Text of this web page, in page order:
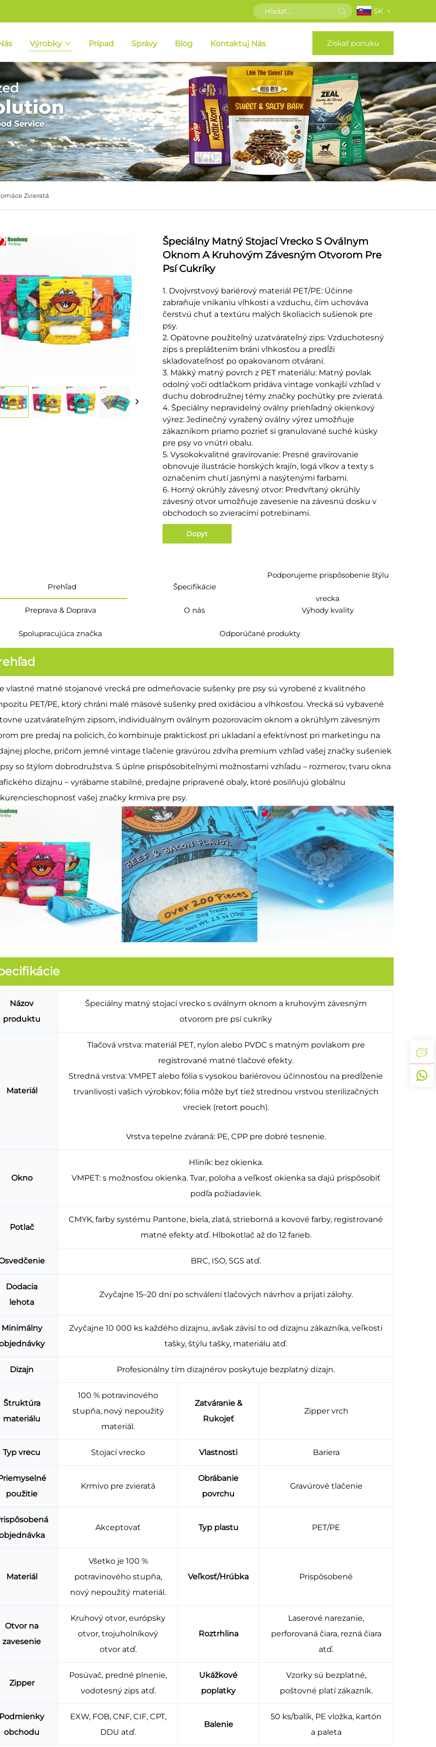
SK
Výrobky Prípad Správy Blog Kontaktuj Nás Získať ponuku
Zvieratá
Špeciálny Matný Stojací Vrecko S Oválnym
Oknom A Kruhovým Závesným Otvorom Pre
Psí Cukríky
1. Dvojvrstvový bariérový materiál PET/PE: Účinne
zabraňuje vnikaniu vlhkosti a vzduchu, čím uchováva
čerstvú chuť a textúru malých školiacich sušienok pre
psy.
2. Opätovne použiteľný uzatvárateľný zips: Vzduchotesný
zips s prepláštením bráni vlhkosťou a predĺži
skladovateľnosť po opakovanom otváraní.
3. Mäkký matný povrch z PET materiálu: Matný povlak
odolný voči odtlačkom pridáva vintage vonkajší vzhľad v
duchu dobrodružnej témy značky pochútky pre zvieratá.
4. Špeciálny nepravidelný oválny priehľadný okienkový
výrez: Jedinečný vyražený oválny výrez umožňuje
zákazníkom priamo pozrieť si granulované suché kúsky
pre psy vo vnútri obalu.
5. Vysokokvalitné gravírovanie: Presné gravírovanie
obnovuje ilustrácie horských krajín, logá vlkov a texty s
označením chutí jasnými a nasýtenými farbami.
6. Horný okrúhly závesný otvor: Predvŕtaný okrúhly
závesný otvor umožňuje zavesenie na závesnú dosku v
obchodoch so zvieracími potrebinami.
Dopyt
Prehľad Špecifikácie
Podporujeme prispôsobenie štýlu
vrecka
Preprava & Doprava
O nás Výhody kvality
Spolupracujúca značka Odporúčané produkty
vlastné matné stojanové vrecká pre odmeňovacie sušenky pre psy sú vyrobené z kvalitného
PET/PE, ktorý chráni malé mäsové sušenky pred oxidáciou a vlhkosťou. Vrecká sú vybavené
uzatvárateľným zipsom, individuálnym oválnym pozorovacím oknom a okrúhlym závesným
pre predaj na policích, čo kombinuje praktickosť pri ukladaní a efektívnosť pri marketingu na
ploche, pričom jemné vintage tlačenie gravúrou zdvíha premium vzhľad vašej značky sušeniek
so štýlom dobrodružstva. S úplne prispôsobiteľnými možnosťami vzhľadu – rozmerov, tvaru okna
dizajnu – vyrábame stabilné, predajne pripravené obaly, ktoré posilňujú globálnu
vašej značky krmiva pre psy.
Názov
produktu
Špeciálny matný stojací vrecko s oválnym oknom a kruhovým závesným
otvorom pre psí cukríky
Materiál
Tlačová vrstva: materiál PET, nylon alebo PVDC s matným povlakom pre
registrované matné tlačové efekty.
Stredná vrstva: VMPET alebo fólia s vysokou bariérovou účinnosťou na predĺženie
trvanlivosti vašich výrobkov; fólia môže byť tiež strednou vrstvou sterilizačných
vreciek (retort pouch).
Vrstva tepelne zváraná: PE, CPP pre dobré tesnenie.
Okno
Hliník: bez okienka.
VMPET: s možnosťou okienka. Tvar, poloha a veľkosť okienka sa dajú prispôsobiť
podľa požiadaviek.
Potlač
CMYK, farby systému Pantone, biela, zlatá, strieborná a kovové farby, registrované
matné efekty atď. Hlbokotlač až do 12 farieb.
BRC, ISO, SGS atď.
Dodacia
lehota
Zvyčajne 15–20 dní po schválení tlačových návrhov a prijatí zálohy.
Minimálny
Zvyčajne 10 000 ks každého dizajnu, avšak závisí to od dizajnu zákazníka, veľkosti
tašky, štýlu tašky, materiálu atď.
Dizajn Profesionálny tím dizajnérov poskytuje bezplatný dizajn.
Štruktúra
materiálu
100 % potravinového
stupňa, nový nepoužitý
materiál.
Zatváranie &
Rukojeť
Zipper vrch
Typ vrecu Stojací vrecko Vlastnosti Bariera
použitie
Krmivo pre zvieratá
Obrábanie
povrchu
Gravúrové tlačenie
Akceptovať Typ plastu PET/PE
Materiál
Všetko je 100 %
potravinového stupňa,
nový nepoužitý materiál.
Veľkosť/Hrúbka Prispôsobené
Otvor na
zavesenie
Kruhový otvor, európsky
otvor, trojuholníkový
otvor atď.
Roztrhlina
Laserové narezanie,
perforovaná čiara, rezná čiara
atď.
Zipper
Posúvač, predné plnenie,
vodotesný zips atď.
Ukážkové
poplatky
Vzorky sú bezplatné,
poštovné platí zákazník.
obchodu
EXW, FOB, CNF, CIF, CPT,
DDU atď.
Balenie
50 ks/balík, PE vložka, kartón
a paleta